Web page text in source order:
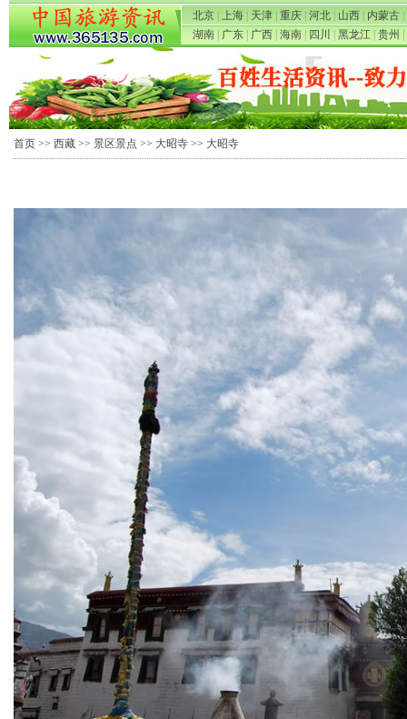
北京 上海 天津 重庆 河北 山西 内蒙古
湖南
广东 广西 海南 四川 黑龙江 贵州
首页 >> 西藏 >> 景区景点 >> 大昭寺 >> 大昭寺